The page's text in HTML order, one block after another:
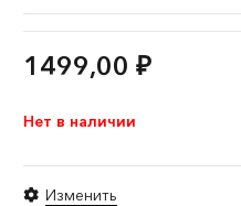
1499,00 ₽
Нет в наличии
Изменить